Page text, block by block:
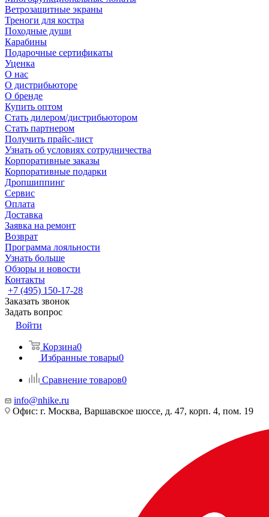
Ветрозащитные экраны
Треноги для костра
Походные души
Карабины
Подарочные сертификаты
Уценка
О нас
О дистрибьюторе
О бренде
Купить оптом
Стать дилером/дистрибьютором
Стать партнером
Получить прайс-лист
Узнать об условиях сотрудничества
Корпоративные заказы
Корпоративные подарки
Дропшиппинг
Сервис
Оплата
Доставка
Заявка на ремонт
Возврат
Программа лояльности
Узнать больше
Обзоры и новости
Контакты
+7 (495) 150-17-28
Заказать звонок
Задать вопрос
Войти
Корзина0
Избранные товары0
Сравнение товаров0
info@nhike.ru
Офис: г. Москва, Варшавское шоссе, д. 47, корп. 4, пом. 19